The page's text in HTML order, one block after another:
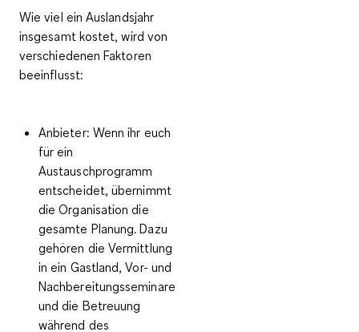
Wie viel ein Auslandsjahr
insgesamt kostet, wird von
verschiedenen Faktoren
beeinflusst:
Anbieter: Wenn ihr euch
für ein
Austauschprogramm
entscheidet, übernimmt
die Organisation die
gesamte Planung. Dazu
gehören die Vermittlung
in ein Gastland, Vor- und
Nachbereitungsseminare
und die Betreuung
während des